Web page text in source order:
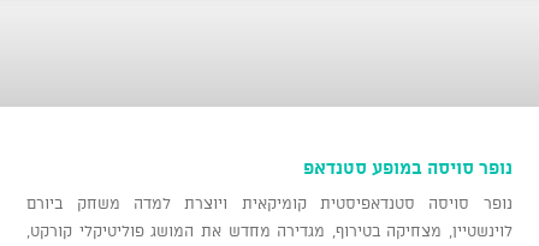
נופר סויסה במופע סטנדאפ
נופר סויסה סטנדאפיסטית קומיקאית ויוצרת למדה משחק ביורם
לוינשטיין, מצחיקה בטירוף, מגדירה מחדש את המושג פוליטיקלי קורקט,